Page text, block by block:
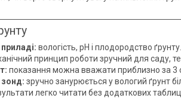
вологість, pH і плодородство ґрунту.
принцип роботи зручний для саду,
показання можна вважати приблизно за 3
зручно занурюється у вологий ґрунт
легко читати без додаткових таблиць